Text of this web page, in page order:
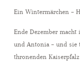
Ein Wintermärchen –
Ende Dezember
und Antonia – und sie
thronenden